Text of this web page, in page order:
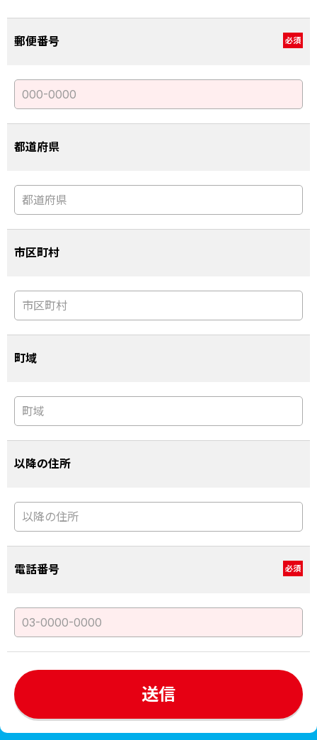
郵便番号 必須
都道府県
市区町村
町域
以降の住所
電話番号 必須